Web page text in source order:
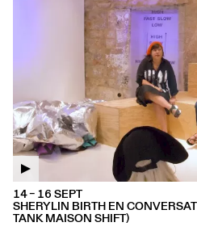
SHERYLIN BIRTH EN
TANK MAISON SHIFT)
14 – 16 SEPT